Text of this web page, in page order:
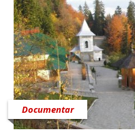
Documentar